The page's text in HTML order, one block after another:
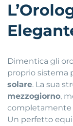
Dimentica gli
proprio sistema
solare. La sua
mezzogiorno,
completamente
Un perfetto